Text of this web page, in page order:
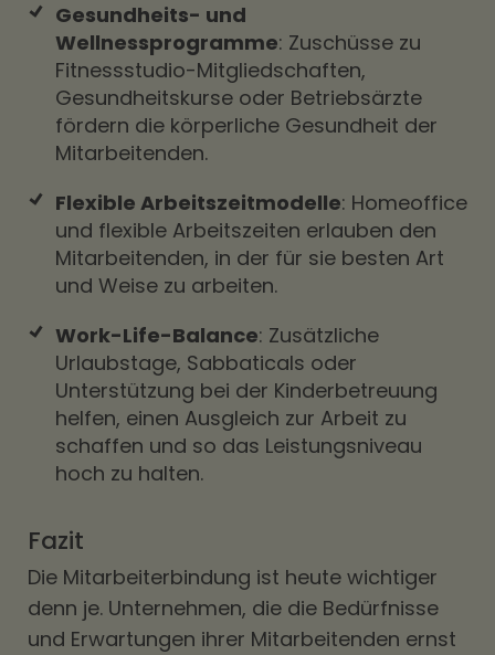
Gesundheits- und
Wellnessprogramme: Zuschüsse zu
Fitnessstudio-Mitgliedschaften,
Gesundheitskurse oder Betriebsärzte
fördern die körperliche Gesundheit der
Mitarbeitenden.
Flexible Arbeitszeitmodelle: Homeoffice
und flexible Arbeitszeiten erlauben den
Mitarbeitenden, in der für sie besten Art
und Weise zu arbeiten.
Work-Life-Balance: Zusätzliche
Urlaubstage, Sabbaticals oder
Unterstützung bei der Kinderbetreuung
helfen, einen Ausgleich zur Arbeit zu
schaffen und so das Leistungsniveau
hoch zu halten.
Fazit
Die Mitarbeiterbindung ist heute wichtiger
denn je. Unternehmen, die die Bedürfnisse
und Erwartungen ihrer Mitarbeitenden ernst